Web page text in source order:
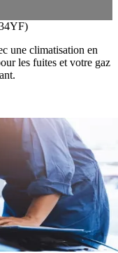
une climatisation en
les fuites et votre gaz